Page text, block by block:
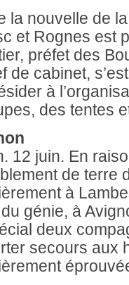
la nouvelle de
et Rognes est
préfet des
de cabinet,
à
des tentes
12 juin. En
de terre
à
génie, à
deux
secours aux